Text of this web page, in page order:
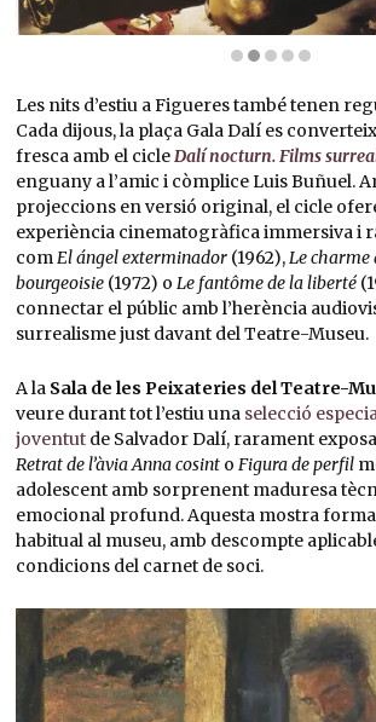
Les nits d’estiu a Figueres també tenen
Cada dijous, la plaça Gala Dalí es
fresca amb el cicleDalí nocturn. Films
enguany a l’amic i còmplice Luis Buñuel.
projeccions en versió original, el cicle
experiència cinematogràfica immersiva i
comEl ángel exterminador(1962),Le charme
bourgeoisie(1972) o Le fantôme de la liberté
connectar el públic amb l’herència
surrealisme just davant del Teatre-Museu.
A la Sala de les Peixateries del Teatre-
veure durant tot l’estiu una selecció
joventutde Salvador Dalí, rarament
Retrat de l’àvia Anna cosinto Figura de perfil
adolescent amb sorprenent maduresa
emocional profund. Aquesta mostra
habitual al museu, amb descompte
condicions del carnet de soci.